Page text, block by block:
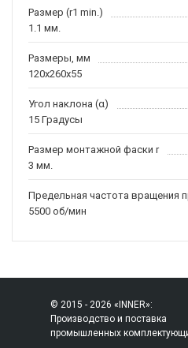
Размер (r1 min.)
1.1 мм.
Размеры, мм
120x260x55
Угол наклона (α)
15 Градусы
Размер монтажной фаски r
3 мм.
Предельная частота вращения
5500 об/мин
© 2015 - 2026 «INNER»:
Производство и поставка
промышленных